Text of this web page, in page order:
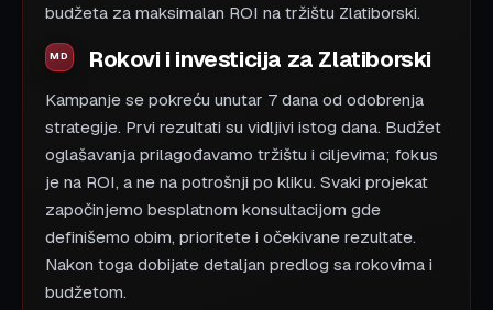
budžeta za maksimalan ROI na tržištu Zlatiborski.
Rokovi i investicija za Zlatiborski
Kampanje se pokreću unutar 7 dana od odobrenja
strategije. Prvi rezultati su vidljivi istog dana. Budžet
oglašavanja prilagođavamo tržištu i ciljevima; fokus
je na ROI, a ne na potrošnji po kliku. Svaki projekat
započinjemo besplatnom konsultacijom gde
definišemo obim, prioritete i očekivane rezultate.
Nakon toga dobijate detaljan predlog sa rokovima i
budžetom.